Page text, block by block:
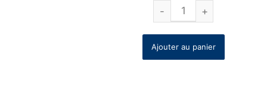
Ajouter au panier